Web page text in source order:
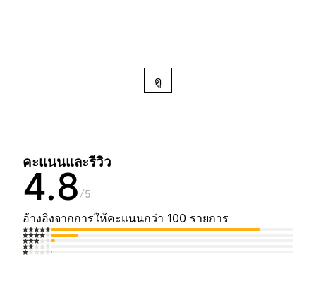
ดู
คะแนนและรีวิว
4.8 5
อ้างอิงจากการให้คะแนนกว่า 100 รายการ